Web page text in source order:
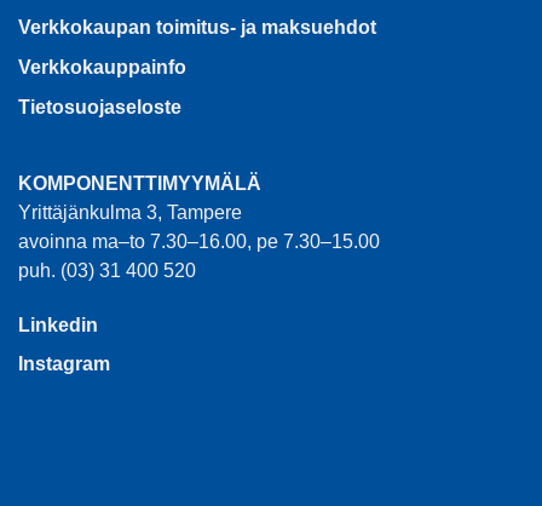
Verkkokaupan toimitus- ja maksuehdot
Verkkokauppainfo
Tietosuojaseloste
KOMPONENTTIMYYMÄLÄ
Yrittäjänkulma 3, Tampere
avoinna ma–to 7.30–16.00, pe 7.30–15.00
puh. (03) 31 400 520
Linkedin
Instagram